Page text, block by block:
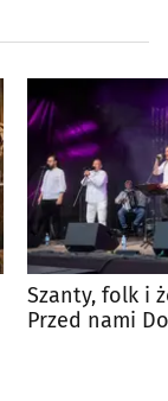
Szanty, folk i
Przed nami